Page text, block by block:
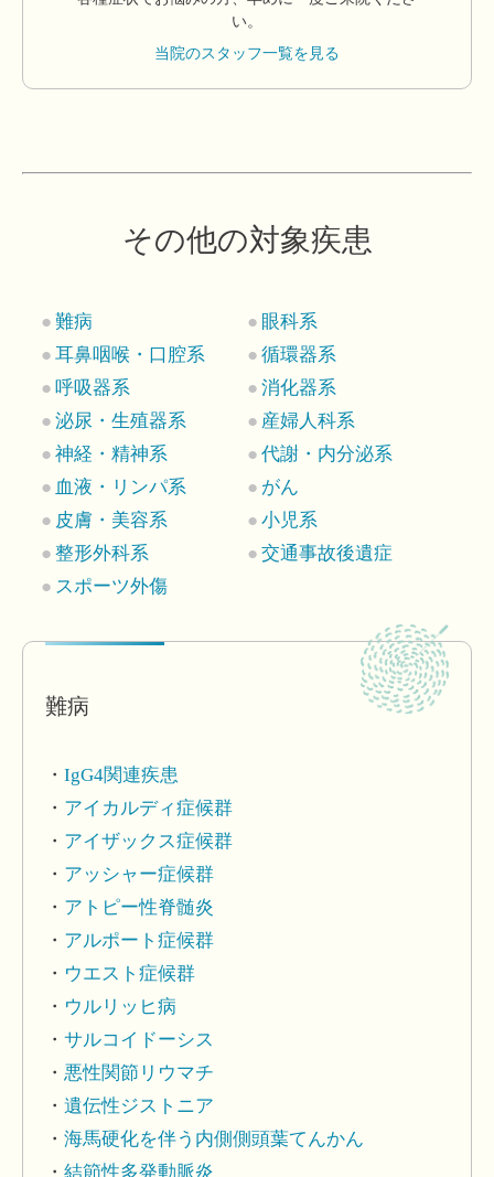
い。
当院のスタッフ一覧を見る
その他の対象疾患
難病
眼科系
耳鼻咽喉・口腔系
循環器系
呼吸器系
消化器系
泌尿・生殖器系
産婦人科系
神経・精神系
代謝・内分泌系
血液・リンパ系
がん
皮膚・美容系
小児系
整形外科系
交通事故後遺症
スポーツ外傷
難病
IgG4関連疾患
アイカルディ症候群
アイザックス症候群
アッシャー症候群
アトピー性脊髄炎
アルポート症候群
ウエスト症候群
ウルリッヒ病
サルコイドーシス
悪性関節リウマチ
遺伝性ジストニア
海馬硬化を伴う内側側頭葉てんかん
結節性多発動脈炎